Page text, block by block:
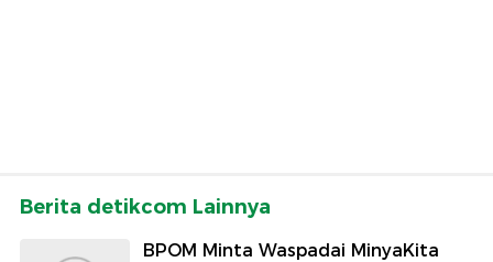
Berita detikcom Lainnya
BPOM Minta Waspadai MinyaKita